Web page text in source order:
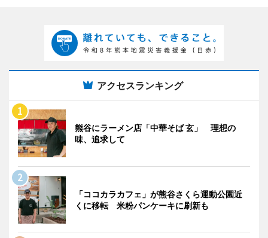
アクセスランキング
熊谷にラーメン店「中華そば 玄」 理想の
味、追求して
「ココカラカフェ」が熊谷さくら運動公園近
くに移転 米粉パンケーキに刷新も